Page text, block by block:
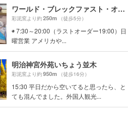
ワールド・ブレックファスト・オールデイ（WORLD BREAKFAST ALLDAY）
彩泥窯より約250m （徒歩5分）
◉ 7:30～20:00（ラストオーダー19:00）日
曜営業 アメリカや...
明治神宮外苑いちょう並木
彩泥窯より約950m （徒歩16分）
15:30 平日だから空いてると思ったら、と
ても混んでました。外国人観光...